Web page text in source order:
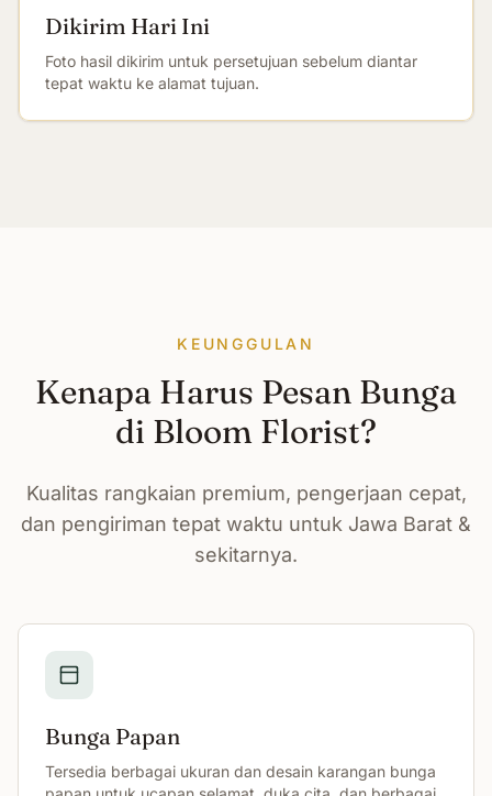
Dikirim Hari Ini
Foto hasil dikirim untuk persetujuan sebelum diantar
tepat waktu ke alamat tujuan.
KEUNGGULAN
Kenapa Harus Pesan Bunga
di Bloom Florist?
Kualitas rangkaian premium, pengerjaan cepat,
dan pengiriman tepat waktu untuk Jawa Barat &
sekitarnya.
Bunga Papan
Tersedia berbagai ukuran dan desain karangan bunga